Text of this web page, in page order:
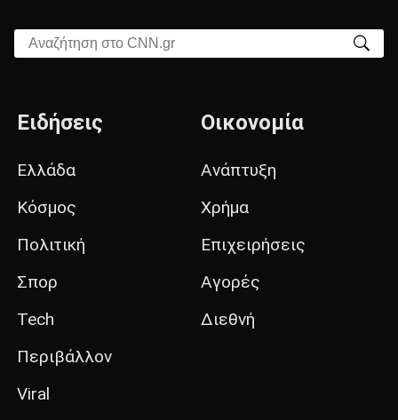
Αναζήτηση στο CNN.gr
Ειδήσεις
Ελλάδα
Κόσμος
Πολιτική
Σπορ
Tech
Περιβάλλον
Viral
Οικονομία
Ανάπτυξη
Χρήμα
Επιχειρήσεις
Αγορές
Διεθνή